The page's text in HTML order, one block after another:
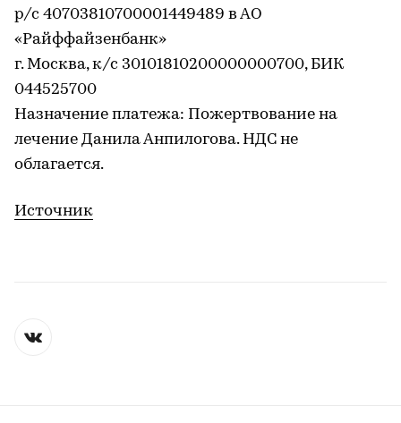
р/с 40703810700001449489 в АО
«Райффайзенбанк»
г. Москва, к/с 30101810200000000700, БИК
044525700
Назначение платежа: Пожертвование на
лечение Данила Анпилогова. НДС не
облагается.
Источник